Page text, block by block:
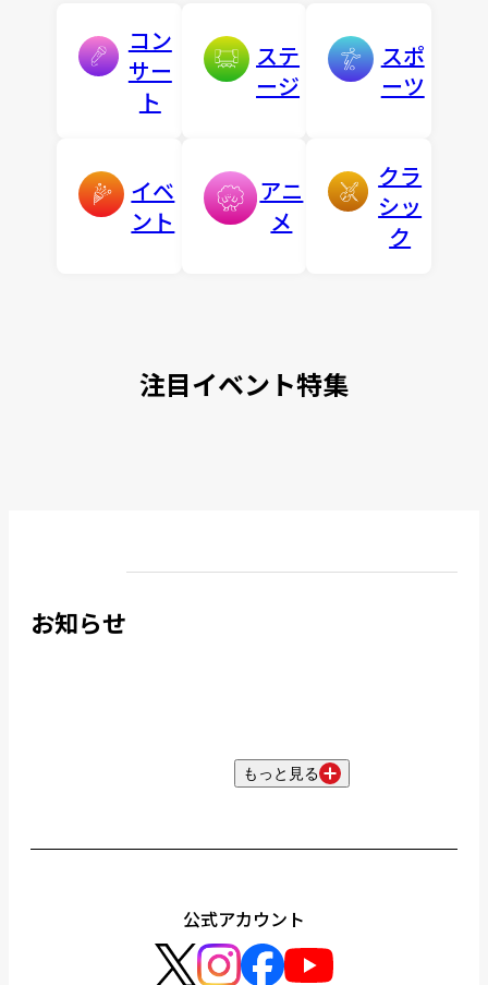
コン
サー
ト
ステ
ージ
スポ
ーツ
イベ
ント
アニ
メ
クラ
シッ
ク
注目イベント特集
お知らせ
もっと見る
公式アカウント